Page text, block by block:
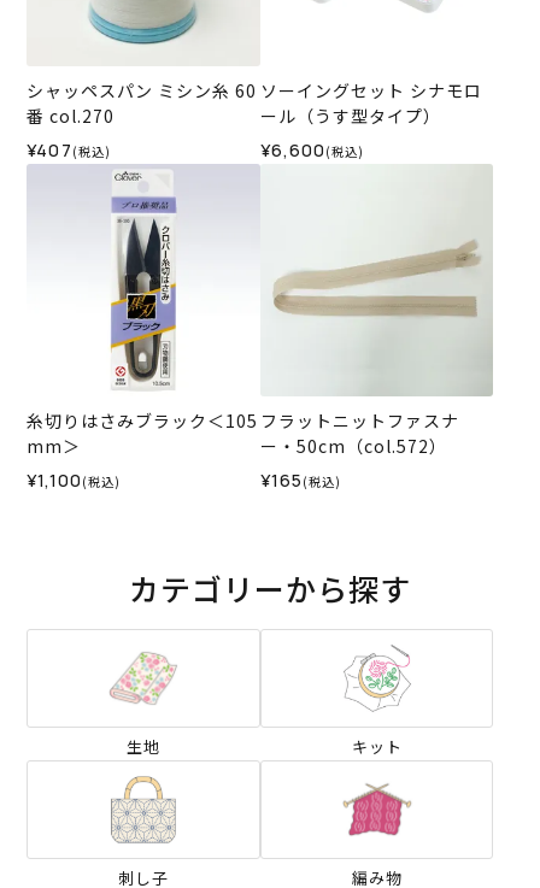
シャッペスパン ミシン糸 60
番 col.270
¥407 (税込)
ソーイングセット シナモロ
ール（うす型タイプ）
¥6,600 (税込)
糸切りはさみブラック＜105
mm＞
¥1,100 (税込)
フラットニットファスナ
ー・50cm（col.572）
¥165 (税込)
カテゴリーから探す
生地 キット
刺し子 編み物